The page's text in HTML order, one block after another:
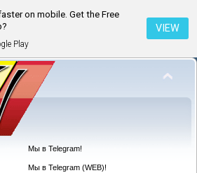
on mobile. Get the Free
Play
VIEW
Мы в Telegram!
Мы в Telegram (WEB)!